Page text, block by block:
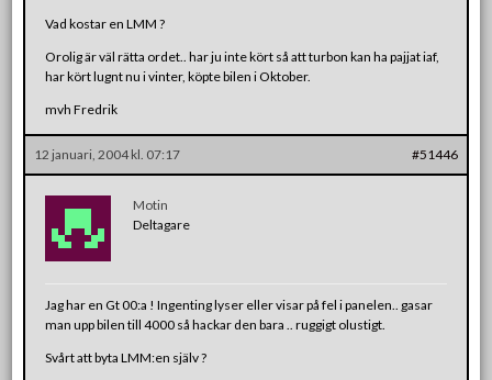
Vad kostar en LMM ?
Orolig är väl rätta ordet.. har ju inte kört så att turbon kan ha pajjat iaf,
har kört lugnt nu i vinter, köpte bilen i Oktober.
mvh Fredrik
12 januari, 2004 kl. 07:17 #51446
Motin
Deltagare
Jag har en Gt 00:a ! Ingenting lyser eller visar på fel i panelen.. gasar
man upp bilen till 4000 så hackar den bara .. ruggigt olustigt.
Svårt att byta LMM:en själv ?